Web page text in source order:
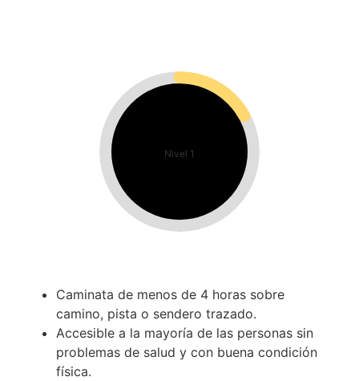
Nivel 1
Caminata de menos de 4 horas sobre
camino, pista o sendero trazado.
Accesible a la mayoría de las personas sin
problemas de salud y con buena condición
física.